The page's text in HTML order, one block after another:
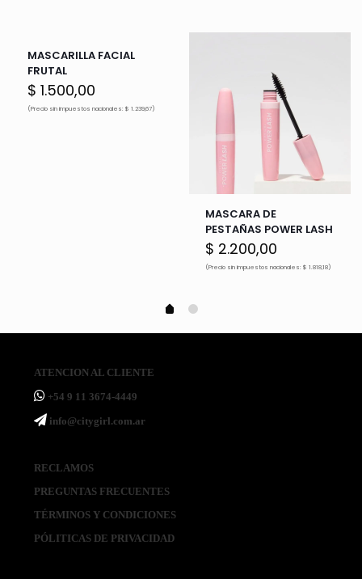
MASCARILLA FACIAL
FRUTAL
$ 1.500,00
(Precio sin impuestos nacionales: $ 1.239,67)
MASCARA DE
PESTAÑAS POWER LASH
$ 2.200,00
(Precio sin impuestos nacionales: $ 1.818,18)
ATENCION AL CLIENTE
ㅤ+54 9 11 3674-4449
ㅤinfo@citygirl.com.ar
RECLAMOS
PREGUNTAS FRECUENTES
TÉRMINOS Y CONDICIONES
PÓLITICAS DE PRIVACIDAD